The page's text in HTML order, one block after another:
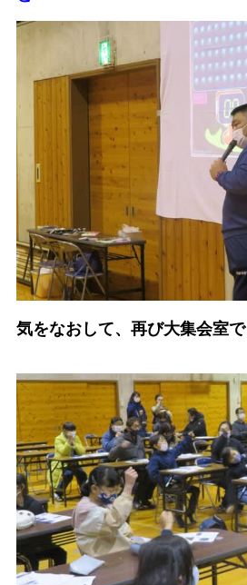
気をなおして、再び大集会室で